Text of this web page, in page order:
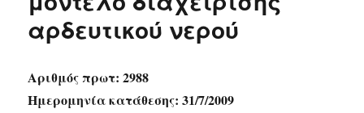
αρδευτικού νερού
Αριθμός πρωτ: 2988
Ημερομηνία κατάθεσης: 31/7/2009